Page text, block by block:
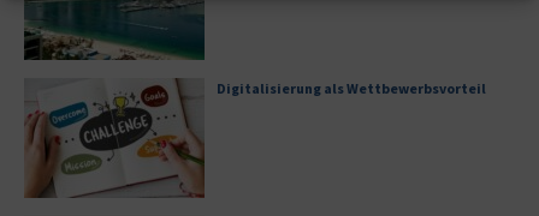
Digitalisierung als Wettbewerbsvorteil